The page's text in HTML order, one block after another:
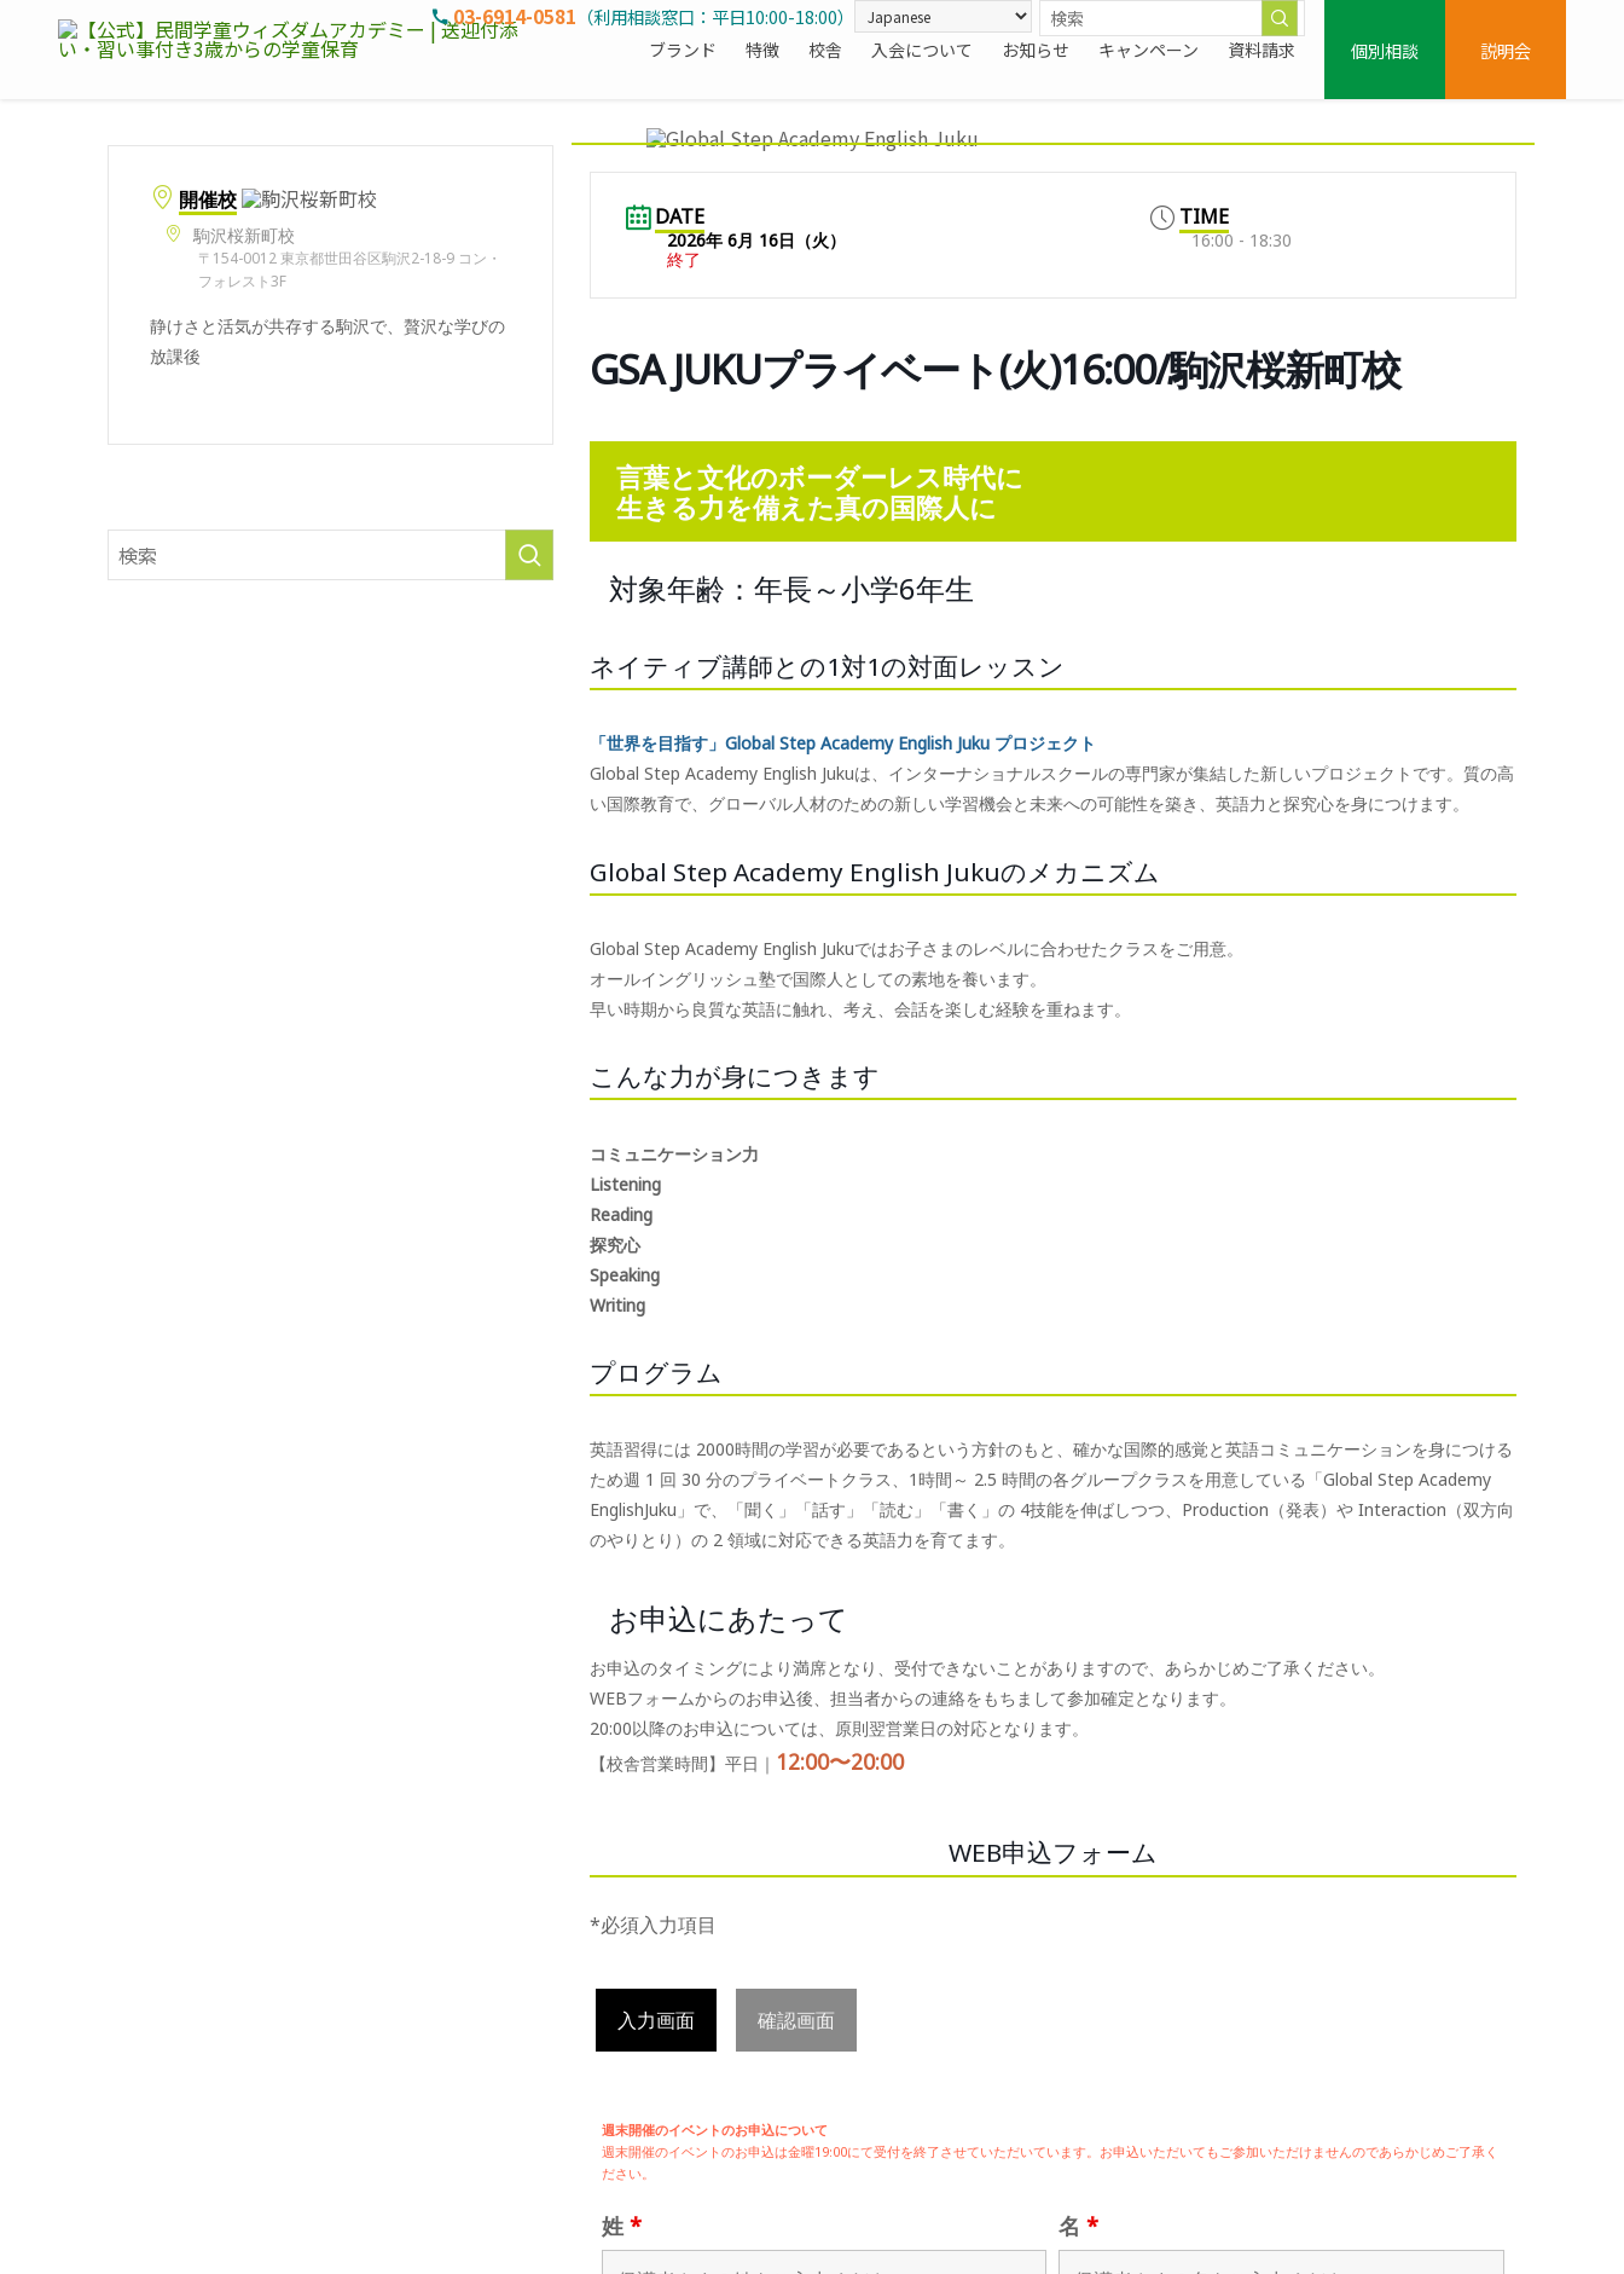
ブランド 特徴 校舎 入会について お知らせ キャンペーン 資料請求
03-6914-0581 （利用相談窓口：平日10:00-18:00）
個別相談
説明会
開催校
駒沢桜新町校
〒154-0012 東京都世田谷区駒沢2-18-9 コン・
フォレスト3F
静けさと活気が共存する駒沢で、贅沢な学びの
放課後
DATE
2026年 6月 16日（火）
終了
TIME
16:00 - 18:30
GSA JUKUプライベート(火)16:00/駒沢桜新町校
言葉と文化のボーダーレス時代に
生きる力を備えた真の国際人に
対象年齢：年長～小学6年生
ネイティブ講師との1対1の対面レッスン
「世界を目指す」Global Step Academy English Juku プロジェクト
Global Step Academy English Jukuは、インターナショナルスクールの専門家が集結した新しいプロジェクトです。質の高
い国際教育で、グローバル人材のための新しい学習機会と未来への可能性を築き、英語力と探究心を身につけます。
Global Step Academy English Jukuのメカニズム
Global Step Academy English Jukuではお子さまのレベルに合わせたクラスをご用意。
オールイングリッシュ塾で国際人としての素地を養います。
早い時期から良質な英語に触れ、考え、会話を楽しむ経験を重ねます。
こんな力が身につきます
コミュニケーション力
Listening
Reading
探究心
Speaking
Writing
プログラム
英語習得には 2000時間の学習が必要であるという方針のもと、確かな国際的感覚と英語コミュニケーションを身につける
ため週 1 回 30 分のプライベートクラス、1時間～ 2.5 時間の各グループクラスを用意している「Global Step Academy
EnglishJuku」で、「聞く」「話す」「読む」「書く」の 4技能を伸ばしつつ、Production（発表）や Interaction（双方向
のやりとり）の 2 領域に対応できる英語力を育てます。
お申込にあたって
お申込のタイミングにより満席となり、受付できないことがありますので、あらかじめご了承ください。
WEBフォームからのお申込後、担当者からの連絡をもちまして参加確定となります。
20:00以降のお申込については、原則翌営業日の対応となります。
【校舎営業時間】平日｜ 12:00〜20:00
WEB申込フォーム
*必須入力項目
入力画面 確認画面
週末開催のイベントのお申込について
週末開催のイベントのお申込は金曜19:00にて受付を終了させていただいています。お申込いただいてもご参加いただけませんのであらかじめご了承く
ださい。
姓 * 名*